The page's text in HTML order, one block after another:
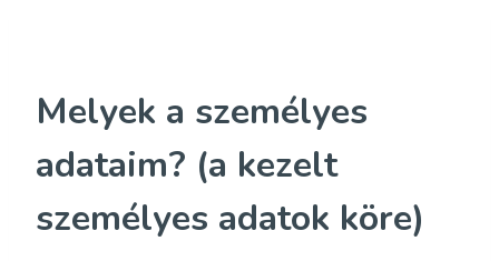
Melyek a személyes
adataim? (a kezelt
személyes adatok köre)